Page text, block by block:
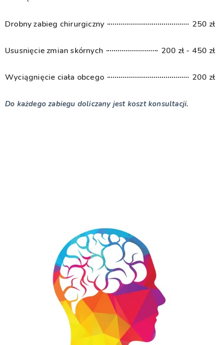
Drobny zabieg chirurgiczny 250 zł
Ususnięcie zmian skórnych 200 zł - 450 zł
Wyciągnięcie ciała obcego 200 zł
Do każdego zabiegu doliczany jest koszt konsultacji.